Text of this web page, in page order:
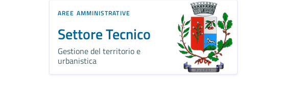
AREE AMMINISTRATIVE
Settore Tecnico
Gestione del territorio e
urbanistica